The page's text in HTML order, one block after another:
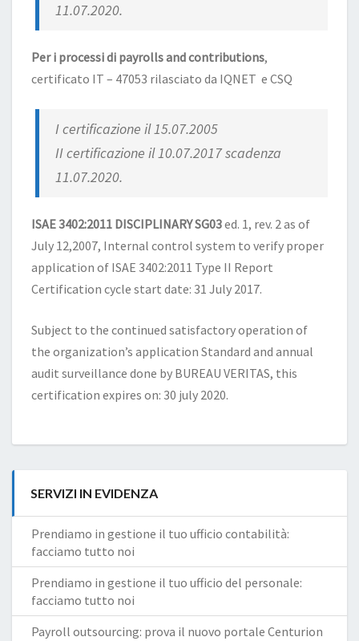
11.07.2020.
Per i processi di payrolls and contributions,
certificato IT – 47053 rilasciato da IQNET e CSQ
I certificazione il 15.07.2005
II certificazione il 10.07.2017 scadenza
11.07.2020.
ISAE 3402:2011 DISCIPLINARY SG03ed. 1, rev. 2 as of
July 12,2007, Internal control system to verify proper
application of ISAE 3402:2011 Type II Report
Certification cycle start date: 31 July 2017.
Subject to the continued satisfactory operation of
the organization’s application Standard and annual
audit surveillance done by BUREAU VERITAS, this
certification expires on: 30 july 2020.
SERVIZI IN EVIDENZA
Prendiamo in gestione il tuo ufficio contabilità:
facciamo tutto noi
Prendiamo in gestione il tuo ufficio del personale:
facciamo tutto noi
Payroll outsourcing: prova il nuovo portale Centurion